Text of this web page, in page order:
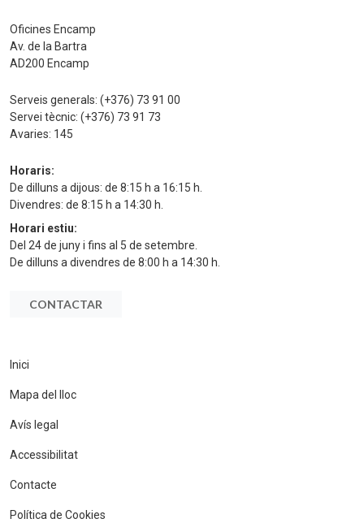
Oficines Encamp
Av. de la Bartra
AD200 Encamp
Serveis generals: (+376) 73 91 00
Servei tècnic: (+376) 73 91 73
Avaries: 145
Horaris:
De dilluns a dijous: de 8:15 h a 16:15 h.
Divendres: de 8:15 h a 14:30 h.
Horari estiu:
Del 24 de juny i fins al 5 de setembre.
De dilluns a divendres de 8:00 h a 14:30 h.
CONTACTAR
Inici
Mapa del lloc
Avís legal
Accessibilitat
Contacte
Política de Cookies